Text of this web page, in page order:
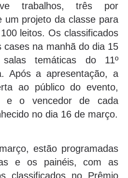
trabalhos, três por
um projeto da classe para
leitos. Os classificados
cases na manhã do dia 15
temáticas do 11º
Após a apresentação, a
ao público do evento,
o vencedor de cada
no dia 16 de março.
estão programadas
e os painéis, com as
classificados no Prêmio